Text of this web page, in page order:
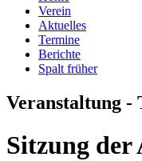
Verein
Aktuelles
Termine
Berichte
Spalt früher
Veranstaltung -
Sitzung der